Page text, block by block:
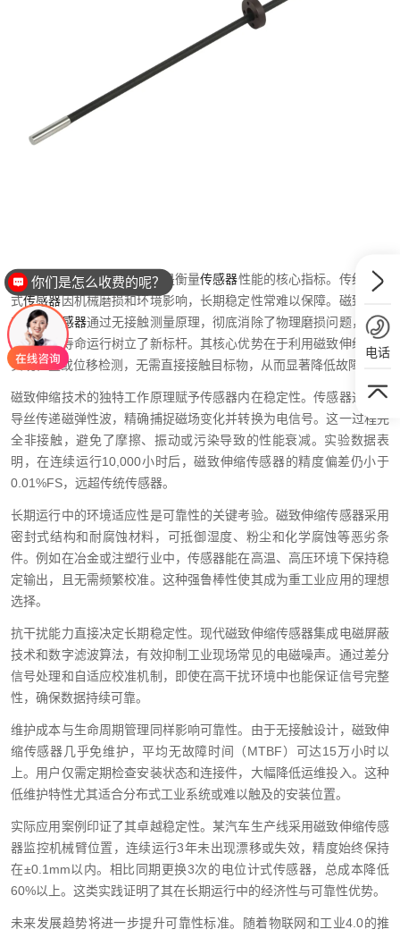
在工业自动化领域，可靠性是衡量传感器性能的核心指标。传统接触
式传感器因机械磨损和环境影响，长期稳定性常难以保障。磁致伸缩
非接触 传感器通过无接触测量原理，彻底消除了物理磨损问题，为高
精度、长寿命运行树立了新标杆。其核心优势在于利用磁致伸缩效应
实现位置或位移检测，无需直接接触目标物，从而显著降低故障率。
磁致伸缩技术的独特工作原理赋予传感器内在稳定性。传感器通过波
导丝传递磁弹性波，精确捕捉磁场变化并转换为电信号。这一过程完
全非接触，避免了摩擦、振动或污染导致的性能衰减。实验数据表
明，在连续运行10,000小时后，磁致伸缩传感器的精度偏差仍小于
0.01%FS，远超传统传感器。
长期运行中的环境适应性是可靠性的关键考验。磁致伸缩传感器采用
密封式结构和耐腐蚀材料，可抵御湿度、粉尘和化学腐蚀等恶劣条
件。例如在冶金或注塑行业中，传感器能在高温、高压环境下保持稳
定输出，且无需频繁校准。这种强鲁棒性使其成为重工业应用的理想
选择。
抗干扰能力直接决定长期稳定性。现代磁致伸缩传感器集成电磁屏蔽
技术和数字滤波算法，有效抑制工业现场常见的电磁噪声。通过差分
信号处理和自适应校准机制，即使在高干扰环境中也能保证信号完整
性，确保数据持续可靠。
维护成本与生命周期管理同样影响可靠性。由于无接触设计，磁致伸
缩传感器几乎免维护，平均无故障时间（MTBF）可达15万小时以
上。用户仅需定期检查安装状态和连接件，大幅降低运维投入。这种
低维护特性尤其适合分布式工业系统或难以触及的安装位置。
实际应用案例印证了其卓越稳定性。某汽车生产线采用磁致伸缩传感
器监控机械臂位置，连续运行3年未出现漂移或失效，精度始终保持
在±0.1mm以内。相比同期更换3次的电位计式传感器，总成本降低
60%以上。这类实践证明了其在长期运行中的经济性与可靠性优势。
未来发展趋势将进一步提升可靠性标准。随着物联网和工业4.0的推
电话
你们是怎么收费的呢？